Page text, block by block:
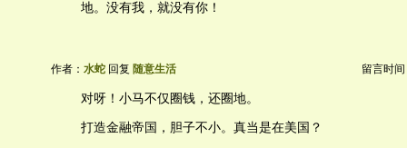
地。没有我，就没有你！
作者： 水蛇 回复 随意生活 留言时间
对呀！小马不仅圈钱，还圈地。
打造金融帝国，胆子不小。真当是在美国？